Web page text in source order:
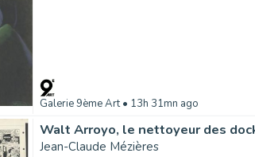
Galerie 9ème Art• 13h 31mn ago
Walt Arroyo, le nettoyeur des
Jean-Claude Mézières